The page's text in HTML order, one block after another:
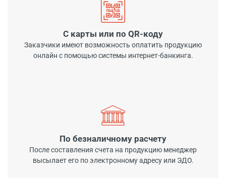
С карты или по QR-коду
Заказчики имеют возможность оплатить продукцию
онлайн с помощью системы интернет-банкинга.
По безналичному расчету
После составления счета на продукцию менеджер
высылает его по электронному адресу или ЭДО.